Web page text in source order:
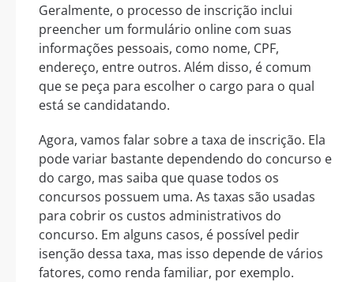
Geralmente, o processo de inscrição inclui
preencher um formulário online com suas
informações pessoais, como nome, CPF,
endereço, entre outros. Além disso, é comum
que se peça para escolher o cargo para o qual
está se candidatando.
Agora, vamos falar sobre a taxa de inscrição. Ela
pode variar bastante dependendo do concurso e
do cargo, mas saiba que quase todos os
concursos possuem uma. As taxas são usadas
para cobrir os custos administrativos do
concurso. Em alguns casos, é possível pedir
isenção dessa taxa, mas isso depende de vários
fatores, como renda familiar, por exemplo.